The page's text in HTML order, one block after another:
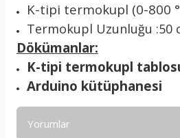
K-tipi termokupl (0-800
Termokupl Uzunluğu :50
Dökümanlar:
K-tipi termokupl
Arduino kütüphanesi
Yorumlar